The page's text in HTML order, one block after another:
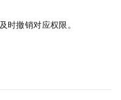
时撤销对应权限。